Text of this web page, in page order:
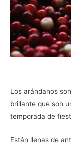
Los arándanos
brillante que son
temporada de
Están llenas de